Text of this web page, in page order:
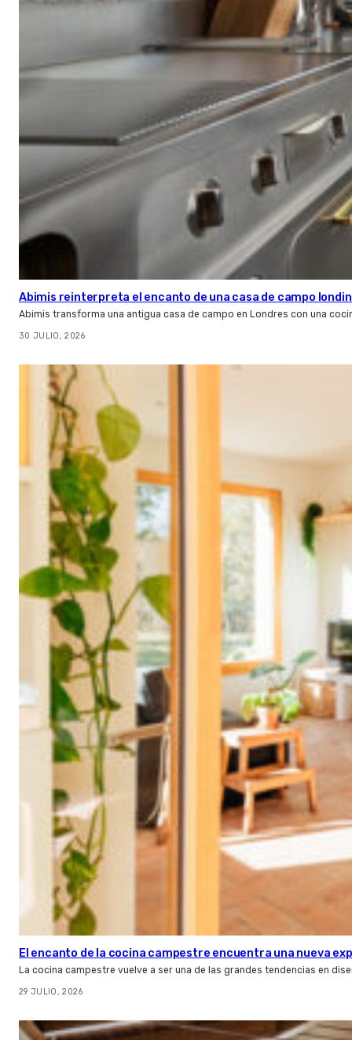
Abimis reinterpreta el encanto de una casa de campo
Abimis transforma una antigua casa de campo en Londres con una
30 JULIO, 2026
El encanto de la cocina campestre encuentra una nueva
La cocina campestre vuelve a ser una de las grandes tendencias en
29 JULIO, 2026